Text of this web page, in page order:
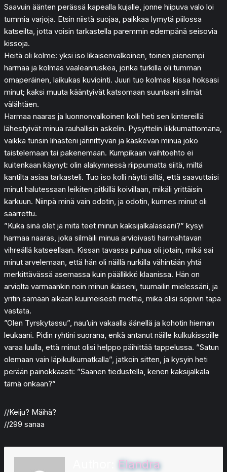
Saavuin äänten perässä kapealla kujalle, jonne hiipuva valo loi
tummia varjoja. Etsin niistä suojaa, paikkaa lymytä piilossa
katseilta, jotta voisin tarkastella paremmin edempänä seisovia
kissoja.
Heitä oli kolme: yksi iso likaisenvalkoinen, toinen pienempi
harmaa ja kolmas vaaleanruskea, jonka turkilla oli tumman
omaperäinen, laikukas kuviointi. Juuri tuo kolmas kissa hoksasi
minut; kaksi muuta kääntyivät katsomaan suuntaani silmät
välähtäen.
Harmaa naaras ja luonnonvalkoinen kolli heti sen kintereillä
lähestyivät minua rauhallisin askelin. Pysyttelin liikkumattomana,
vaikka tunsin lihasteni jännittyvän ja käskevän minua joko
taistelemaan tai pakenemaan. Kumpikaan vaihtoehto ei
kuitenkaan käynyt: olin alakynnessä riippumatta siitä, miltä
kantilta asiaa tarkasteli. Tuo iso kolli näytti siltä, että saavuttaisi
minut halutessaan leikiten pitkillä koivillaan, mikäli yrittäisin
karkuun. Niinpä minä vain odotin, ja odotin, kunnes minut oli
saarrettu.
”Kuka sinä olet ja mitä teet minun kaksijalkalassani?” kysyi
harmaa naaras, joka silmäili minua arvioivasti harmahtavan
vihreällä katseellaan. Kissan tavassa puhua oli jotain, mikä sai
minut arvelemaan, että hän oli näillä nurkilla vähintään yhtä
merkittävässä asemassa kuin päällikkö klaanissa. Hän on
arviolta varmaankin noin minun ikäiseni, tuumailin mielessäni, ja
yritin samaan aikaan kuumeisesti miettiä, mikä olisi sopivin tapa
vastata.
”Olen Tyrskytassu”, nau’uin vakaalla äänellä ja kohotin hieman
leukaani. Pidin ryhtini suorana, enkä antanut näille kulkukissoille
varaa luulla, että minut olisi helppo päihittää tappelussa. ”Satun
olemaan vain läpikulkumatkalla”, jatkoin sitten, ja kysyin heti
perään painokkaasti: ”Saanen tiedustella, kenen kaksijalkala
tämä onkaan?”
//Keiju? Mäihä?
//299 sanaa
Elandra